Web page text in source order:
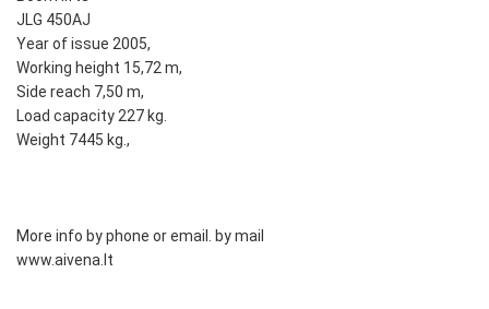
JLG 450AJ
Year of issue 2005,
Working height 15,72 m,
Side reach 7,50 m,
Load capacity 227 kg.
Weight 7445 kg.,
More info by phone or email. by mail
www.aivena.lt